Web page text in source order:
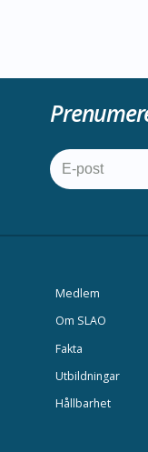
Medlem
Om SLAO
Fakta
Utbildningar
Hållbarhet